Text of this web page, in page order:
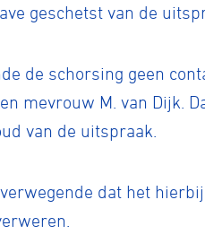
geschetst van de
de schorsing geen
mevrouw M. van Dijk.
van de uitspraak.
dat het
Mountainbiken